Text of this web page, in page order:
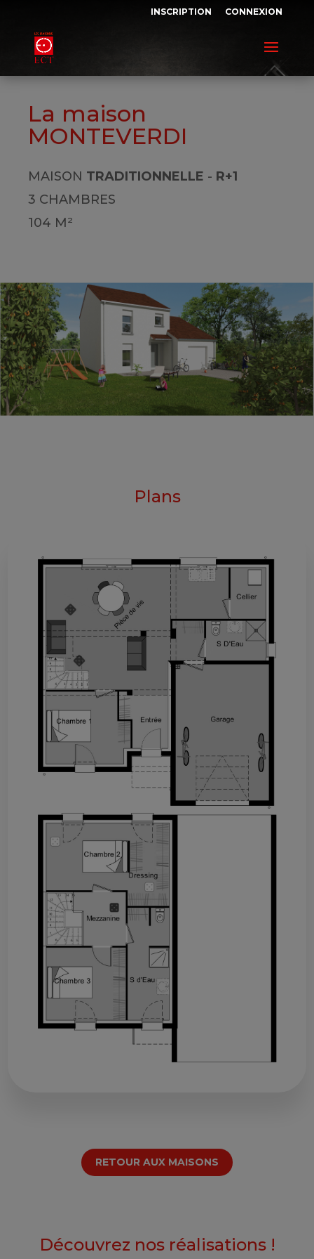
INSCRIPTION CONNEXION
La maison
MONTEVERDI
MAISON TRADITIONNELLE - R+1
3 CHAMBRES
104 M²
Plans
RETOUR AUX MAISONS
Découvrez nos réalisations !